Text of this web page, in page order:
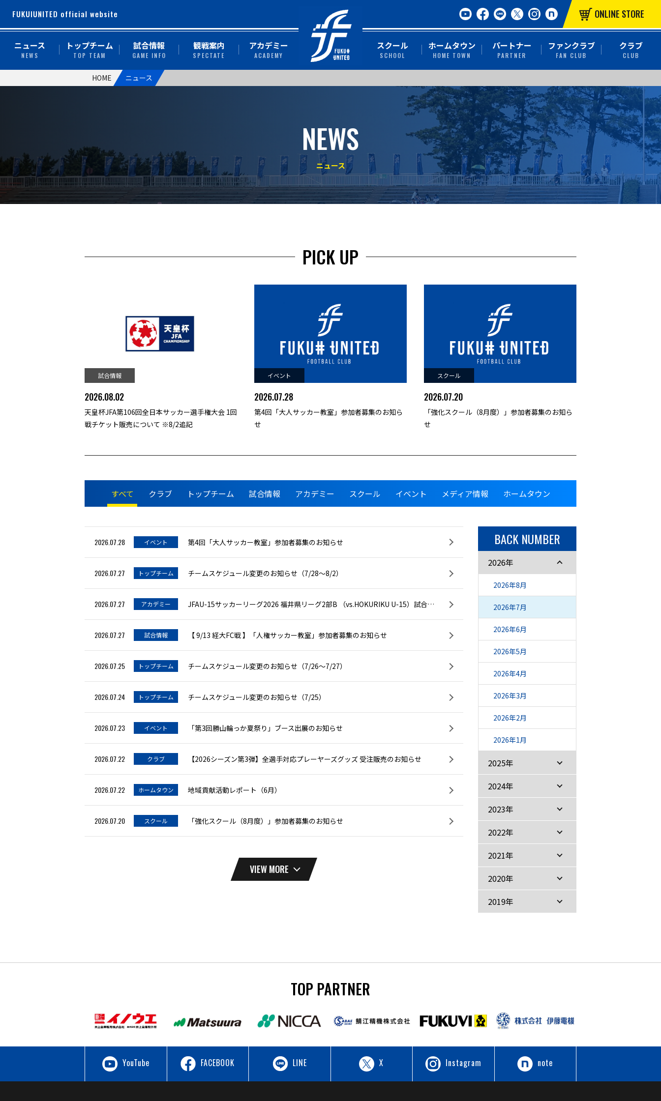
ONLINE STORE
FUKUIUNITED official website
ニュース
NEWS
トップチーム
TOP TEAM
試合情報
GAME INFO
観戦案内
SPECTATE
アカデミー
ACADEMY
スクール
SCHOOL
ホームタウン
HOME TOWN
パートナー
PARTNER
ファンクラブ
FAN CLUB
クラブ
CLUB
HOME ニュース
NEWS
ニュース
PICK UP
試合情報
2026.08.02
天皇杯JFA第106回全日本サッカー選手権大会 1回
戦チケット販売について ※8/2追記
イベント
2026.07.28
第4回「大人サッカー教室」参加者募集のお知ら
せ
スクール
2026.07.20
「強化スクール（8月度）」参加者募集のお知ら
せ
すべて クラブ トップチーム 試合情報 アカデミー スクール イベント メディア情報 ホームタウン
BACK NUMBER
2026年
2026年8月
2026年7月
2026年6月
2026年5月
2026年4月
2026年3月
2026年2月
2026年1月
2025年
2024年
2023年
2022年
2021年
2020年
2019年
2026.07.28 イベント 第4回「大人サッカー教室」参加者募集のお知らせ
2026.07.27 トップチーム チームスケジュール変更のお知らせ（7/28〜8/2）
2026.07.27 アカデミー JFAU-15サッカーリーグ2026 福井県リーグ2部B （vs.HOKURIKU U-15）試合結果
2026.07.27 試合情報 【 9/13 経大FC戦 】「人権サッカー教室」参加者募集のお知らせ
2026.07.25 トップチーム チームスケジュール変更のお知らせ（7/26〜7/27）
2026.07.24 トップチーム チームスケジュール変更のお知らせ（7/25）
2026.07.23 イベント 「第3回勝山輪っか夏祭り」ブース出展のお知らせ
2026.07.22 クラブ 【2026シーズン第3弾】全選手対応プレーヤーズグッズ 受注販売のお知らせ
2026.07.22 ホームタウン 地域貢献活動レポート（6月）
2026.07.20 スクール 「強化スクール（8月度）」参加者募集のお知らせ
VIEW MORE
TOP PARTNER
YouTube FACEBOOK LINE X Instagram note